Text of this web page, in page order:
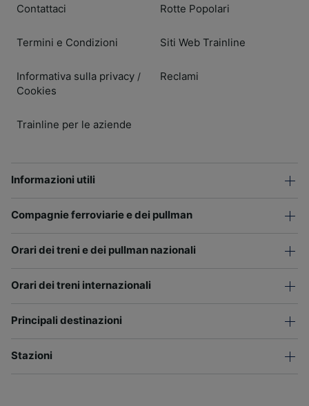
Contattaci
Termini e Condizioni
Informativa sulla privacy /
Cookies
Trainline per le aziende
Rotte Popolari
Siti Web Trainline
Reclami
Informazioni utili
Compagnie ferroviarie e dei pullman
Orari dei treni e dei pullman nazionali
Orari dei treni internazionali
Principali destinazioni
Stazioni